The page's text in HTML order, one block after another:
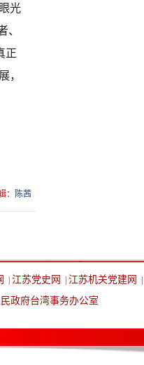
光
、
正
，
： 陈茜
江苏党史网 江苏机关党建网
政府台湾事务办公室